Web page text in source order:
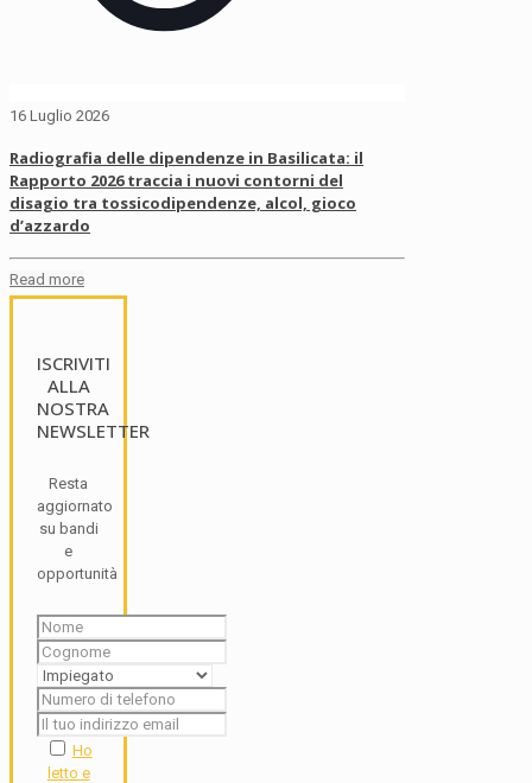
16 Luglio 2026
Radiografia delle dipendenze in Basilicata: il
Rapporto 2026 traccia i nuovi contorni del
disagio tra tossicodipendenze, alcol, gioco
d’azzardo
Read more
ISCRIVITI
ALLA
NOSTRA
NEWSLETTER
Resta
aggiornato
su bandi
e
opportunità
Ho
letto e